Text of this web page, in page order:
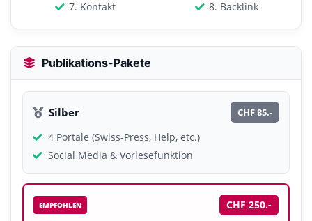
7. Kontakt
8. Backlink
Publikations-Pakete
Silber CHF 85.-
4 Portale (Swiss-Press, Help, etc.)
Social Media & Vorlesefunktion
EMPFOHLEN CHF 250.-